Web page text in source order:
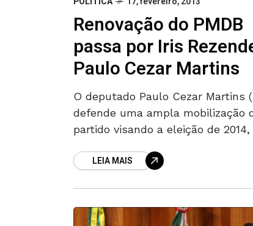
Renovação do PMDB
passa por Iris
Paulo Cezar Martins
O deputado Paulo Cezar Martins
defende uma ampla mobilização
partido visando a eleição de
passa necessariamente pelo ex-
LEIA MAIS